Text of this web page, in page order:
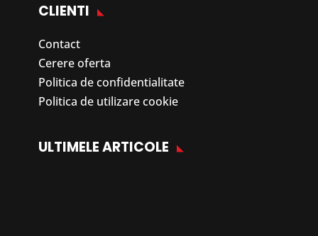
CLIENTI
Contact
Cerere oferta
Politica de confidentialitate
Politica de utilizare cookie
ULTIMELE ARTICOLE